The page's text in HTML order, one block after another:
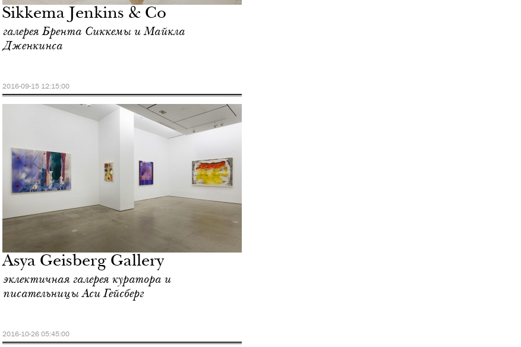
Sikkema Jenkins & Co
галерея Брента Сиккемы и Майкла
Дженкинса
2016-09-15 12:15:00
Asya Geisberg Gallery
эклектичная галерея куратора и
писательницы Аси Гейсберг
2016-10-26 05:45:00